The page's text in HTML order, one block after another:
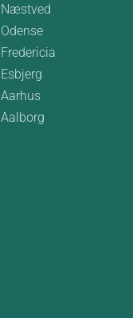
Næstved
Odense
Fredericia
Esbjerg
Aarhus
Aalborg